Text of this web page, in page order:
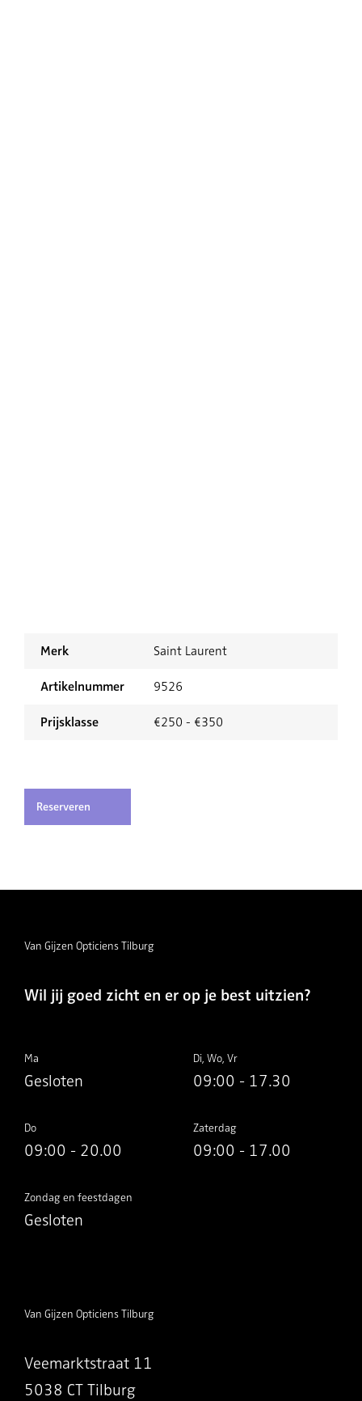
Merk Saint Laurent
Artikelnummer 9526
Prijsklasse €250 - €350
Reserveren
Van Gijzen Opticiens Tilburg
Wil jij goed zicht en er op je best uitzien?
Ma
Gesloten
Di, Wo, Vr
09:00 - 17.30
Do
09:00 - 20.00
Zaterdag
09:00 - 17.00
Zondag en feestdagen
Gesloten
Van Gijzen Opticiens Tilburg
Veemarktstraat 11
5038 CT Tilburg